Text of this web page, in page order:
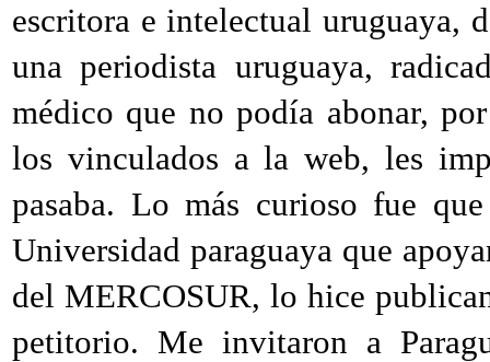
escritora e intelectual uruguaya,
una periodista uruguaya,
médico que no podía abonar,
los vinculados a la web, les
pasaba. Lo más curioso fue
Universidad paraguaya que
del MERCOSUR, lo hice
petitorio. Me invitaron a